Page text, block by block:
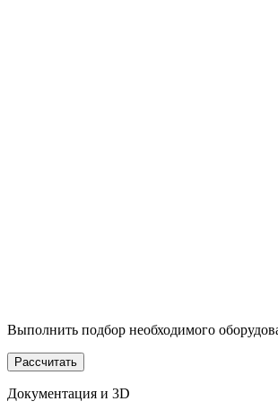
Выполнить подбор необходимого
Рассчитать
Документация и 3D